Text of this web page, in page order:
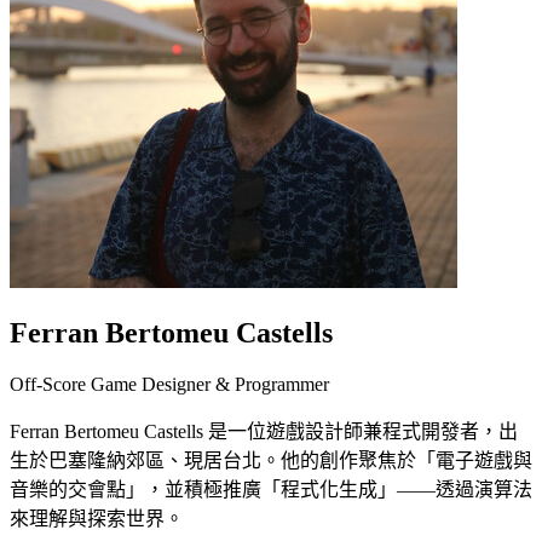
Ferran Bertomeu Castells
Off-Score Game Designer & Programmer
Ferran Bertomeu Castells 是一位遊戲設計師兼程式開發者，出
生於巴塞隆納郊區、現居台北。他的創作聚焦於「電子遊戲與
音樂的交會點」，並積極推廣「程式化生成」——透過演算法
來理解與探索世界。